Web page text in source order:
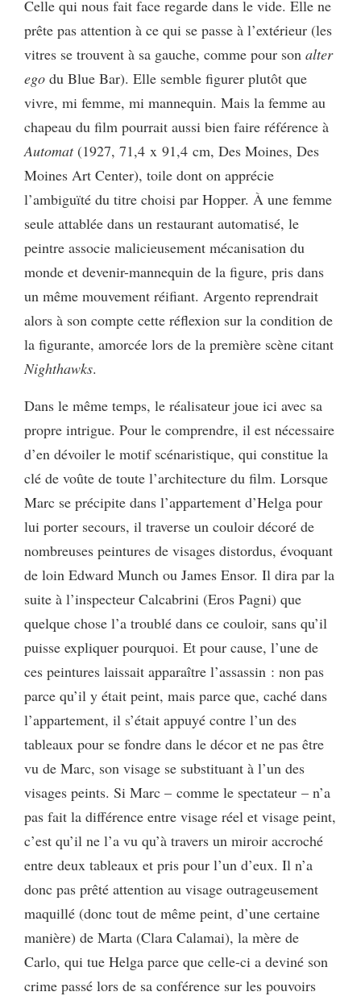
Celle qui nous fait face regarde dans le vide. Elle ne
prête pas attention à ce qui se passe à l’extérieur (les
vitres se trouvent à sa gauche, comme pour son alter
ego du Blue Bar). Elle semble figurer plutôt que
vivre, mi femme, mi mannequin. Mais la femme au
chapeau du film pourrait aussi bien faire référence à
Automat(1927, 71,4 x 91,4 cm, Des Moines, Des
Moines Art Center), toile dont on apprécie
l’ambiguïté du titre choisi par Hopper. À une femme
seule attablée dans un restaurant automatisé, le
peintre associe malicieusement mécanisation du
monde et devenir-mannequin de la figure, pris dans
un même mouvement réifiant. Argento reprendrait
alors à son compte cette réflexion sur la condition de
la figurante, amorcée lors de la première scène citant
Nighthawks.
Dans le même temps, le réalisateur joue ici avec sa
propre intrigue. Pour le comprendre, il est nécessaire
d’en dévoiler le motif scénaristique, qui constitue la
clé de voûte de toute l’architecture du film. Lorsque
Marc se précipite dans l’appartement d’Helga pour
lui porter secours, il traverse un couloir décoré de
nombreuses peintures de visages distordus, évoquant
de loin Edward Munch ou James Ensor. Il dira par la
suite à l’inspecteur Calcabrini (Eros Pagni) que
quelque chose l’a troublé dans ce couloir, sans qu’il
puisse expliquer pourquoi. Et pour cause, l’une de
ces peintures laissait apparaître l’assassin : non pas
parce qu’il y était peint, mais parce que, caché dans
l’appartement, il s’était appuyé contre l’un des
tableaux pour se fondre dans le décor et ne pas être
vu de Marc, son visage se substituant à l’un des
visages peints. Si Marc – comme le spectateur – n’a
pas fait la différence entre visage réel et visage peint,
c’est qu’il ne l’a vu qu’à travers un miroir accroché
entre deux tableaux et pris pour l’un d’eux. Il n’a
donc pas prêté attention au visage outrageusement
maquillé (donc tout de même peint, d’une certaine
manière) de Marta (Clara Calamai), la mère de
Carlo, qui tue Helga parce que celle-ci a deviné son
crime passé lors de sa conférence sur les pouvoirs